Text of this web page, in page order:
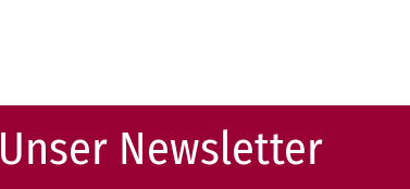
Unser Newsletter